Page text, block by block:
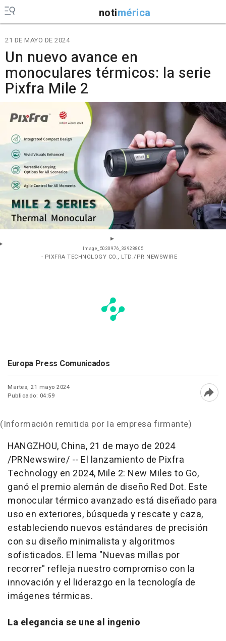
notimérica
21 DE MAYO DE 2024
Un nuevo avance en
monoculares térmicos: la serie
Pixfra Mile 2
Image_5030976_33928805
- PIXFRA TECHNOLOGY CO., LTD./PR NEWSWIRE
Europa Press Comunicados
Martes, 21 mayo 2024
Publicado: 04:59
(Información remitida por la empresa firmante)
HANGZHOU, China, 21 de mayo de 2024
/PRNewswire/ -- El lanzamiento de Pixfra
Technology en 2024, Mile 2: New Miles to Go,
ganó el premio alemán de diseño Red Dot. Este
monocular térmico avanzado está diseñado para
uso en exteriores, búsqueda y rescate y caza,
estableciendo nuevos estándares de precisión
con su diseño minimalista y algoritmos
sofisticados. El lema "Nuevas millas por
recorrer" refleja nuestro compromiso con la
innovación y el liderazgo en la tecnología de
imágenes térmicas.
La elegancia se une al ingenio